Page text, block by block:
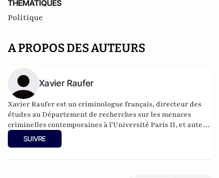
THEMATIQUES
Politique
A PROPOS DES AUTEURS
Xavier Raufer
Xavier Raufer est un criminologue français, directeur des
études au Département de recherches sur les menaces
criminelles contemporaines à l'Université Paris II, et auteur
de nombreux ouvrages sur le sujet. Dernier en date:
criminalité organisée dans le chaos mondial : mafias,
SUIVRE